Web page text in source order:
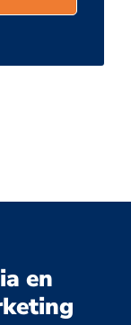
en